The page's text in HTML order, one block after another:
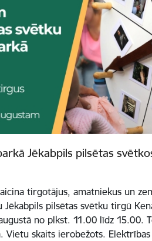
Jēkabpils pilsētas
tirgotājus, amatniekus un
pilsētas svētku tirgū
no plkst. 11.00 līdz 15.00.
Vietu skaits ierobežots.